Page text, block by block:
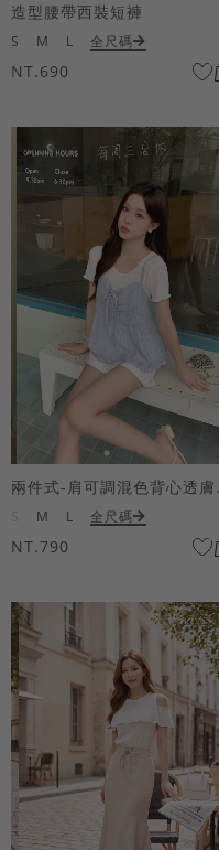
造型腰帶西裝短褲
S M L 全尺碼
NT.690
兩件
M L 全尺碼
NT.790